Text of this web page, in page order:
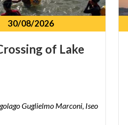
30/08/2026
of Lake
Guglielmo Marconi, Iseo